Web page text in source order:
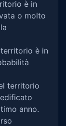
è in
o molto
è in
territorio
anno.